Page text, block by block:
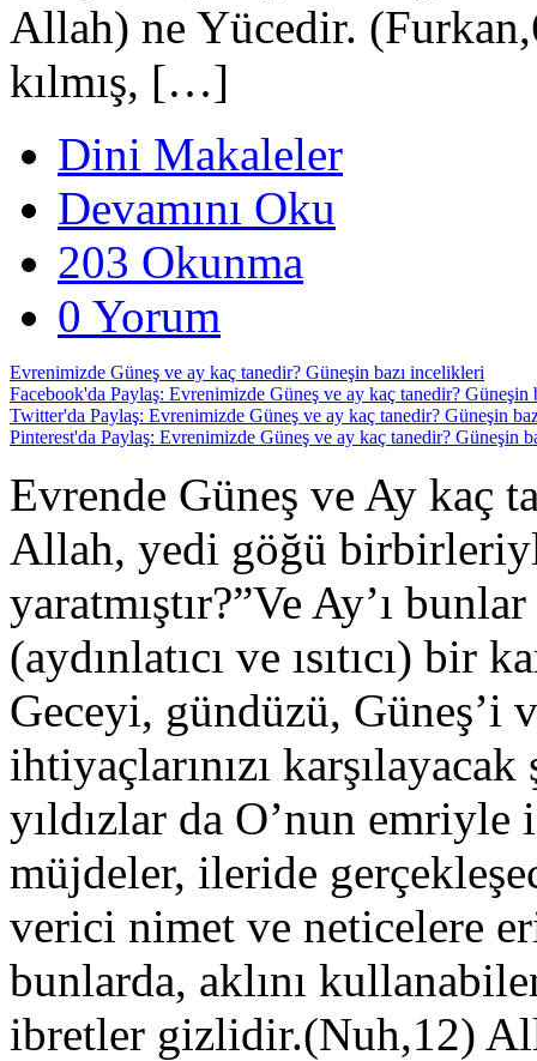
Allah) ne Yücedir.
kılmış, […]
Dini Makaleler
Devamını Oku
203 Okunma
0 Yorum
Evrenimizde Güneş ve ay kaç tanedir? Güneşin bazı incelikleri
Facebook'da Paylaş: Evrenimizde Güneş ve ay kaç tanedir? Güneşin
Twitter'da Paylaş: Evrenimizde Güneş ve ay kaç tanedir? Güneşin
Pinterest'da Paylaş: Evrenimizde Güneş ve ay kaç tanedir? Güneşin
Evrende Güneş ve Ay kaç
Allah, yedi göğü
yaratmıştır?”Ve Ay’ı
(aydınlatıcı ve ısıtıcı) bir
Geceyi, gündüzü, Güneş’i
ihtiyaçlarınızı
yıldızlar da O’nun
müjdeler, ileride
verici nimet ve neticelere
bunlarda, aklını
ibretler gizlidir.(Nuh,12)